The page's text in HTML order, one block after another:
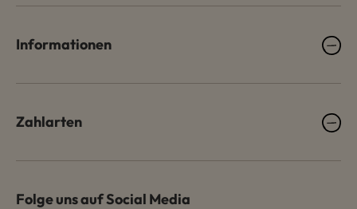
Informationen
Zahlarten
Folge uns auf Social Media